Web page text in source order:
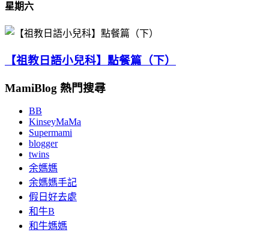
星期六
【祖教日語小兒科】點餐篇（下）
MamiBlog 熱門搜尋
BB
KinseyMaMa
Supermami
blogger
twins
余媽媽
余媽媽手記
假日好去處
和牛B
和牛媽媽